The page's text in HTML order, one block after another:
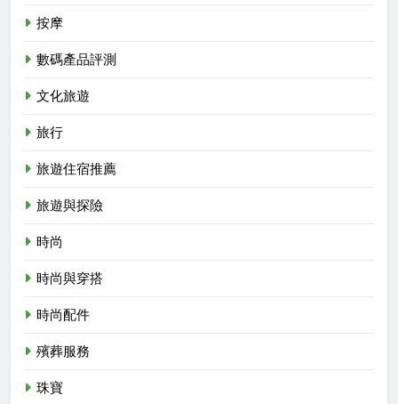
按摩
數碼產品評測
文化旅遊
旅行
旅遊住宿推薦
旅遊與探險
時尚
時尚與穿搭
時尚配件
殯葬服務
珠寶